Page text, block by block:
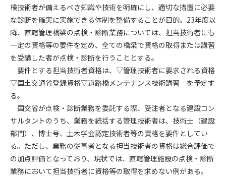
会社概要 お問い合わせ
個人情報保護方針
会員規約
検技術者が備えるべき知識や技術を明確にし、適切な措置に必要
な診断を確実に実施できる体制を整備することが目的。23年度以
降、直轄管理橋梁の点検・診断業務については、担当技術者にも
一定の資格等の要件を定め、全ての橋梁で資格の取得または講習
を受講した者が点検・診断を行うこととする。
要件とする担当技術者資格は、▽管理技術者に要求される資格
▽国土交通省登録資格▽道路橋メンテナンス技術講習―を予定す
る。
国交省が点検・診断業務を委託する際、受注者となる建設コン
サルタントのうち、業務を統括する管理技術者は、技術士（建設
部門）、博士号、土木学会認定技術者等の資格を要件としてい
る。ただし、業務の従事者となる担当技術者の資格は総合評価で
の加点評価となっており、現状では、直轄管理施設の点検・診断
業務において担当技術者に資格等の取得を求めない例がある。
第2条（規約の変更）
本規約は、会員の了承を得ることなく、随時変更されることが
あります。変更内容は、建設資料館WEB上に表示した時点で直
ちに全ての会員が了承したものとみなします。
第4条（会員審査および資格の取り消し）
会員とは、本規約を承諾の上、所定の会員申込手続きを完了
後、管理者がこれを承認した者をいいます。
第4条（会員の定義と登録）
1. 管理者は前条により審査の結果、会員申込みをした者が以下
の何れかの項目に該当することがわかった場合、その者の会
員としての権限を承認しないことがあります。
(1) 会員申し込みをした者が実在しなかった場合
(2) 本規約に違反した場合/li>